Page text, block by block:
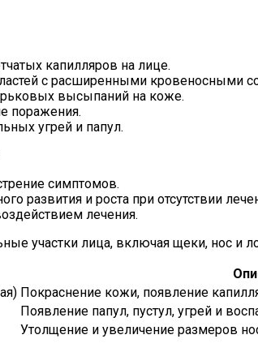
капилляров на лице.
с расширенными кровеносными
высыпаний на коже.
поражения.
угрей и папул.
симптомов.
развития и роста при отсутствии
лечения.
участки лица, включая щеки, нос и
Покраснение кожи, появление
Появление папул, пустул, угрей и
Утолщение и увеличение размеров